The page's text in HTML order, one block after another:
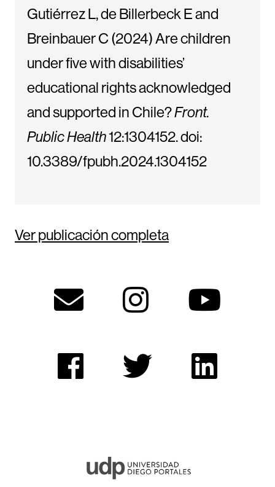
Gutiérrez L, de Billerbeck E and
Breinbauer C (2024) Are children
under five with disabilities’
educational rights acknowledged
and supported in Chile?Front.
Public Health12:1304152. doi:
10.3389/fpubh.2024.1304152
Ver publicación completa